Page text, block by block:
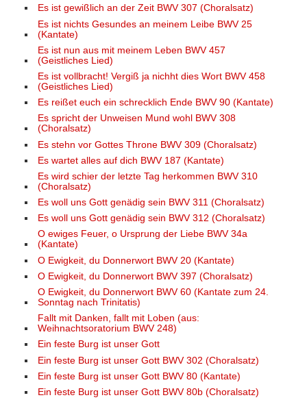
Es ist gewißlich an der Zeit BWV 307 (Choralsatz)
Es ist nichts Gesundes an meinem Leibe BWV 25
(Kantate)
Es ist nun aus mit meinem Leben BWV 457
(Geistliches Lied)
Es ist vollbracht! Vergiß ja nichht dies Wort BWV 458
(Geistliches Lied)
Es reißet euch ein schrecklich Ende BWV 90 (Kantate)
Es spricht der Unweisen Mund wohl BWV 308
(Choralsatz)
Es stehn vor Gottes Throne BWV 309 (Choralsatz)
Es wartet alles auf dich BWV 187 (Kantate)
Es wird schier der letzte Tag herkommen BWV 310
(Choralsatz)
Es woll uns Gott genädig sein BWV 311 (Choralsatz)
Es woll uns Gott genädig sein BWV 312 (Choralsatz)
O ewiges Feuer, o Ursprung der Liebe BWV 34a
(Kantate)
O Ewigkeit, du Donnerwort BWV 20 (Kantate)
O Ewigkeit, du Donnerwort BWV 397 (Choralsatz)
O Ewigkeit, du Donnerwort BWV 60 (Kantate zum 24.
Sonntag nach Trinitatis)
Fallt mit Danken, fallt mit Loben (aus:
Weihnachtsoratorium BWV 248)
Ein feste Burg ist unser Gott
Ein feste Burg ist unser Gott BWV 302 (Choralsatz)
Ein feste Burg ist unser Gott BWV 80 (Kantate)
Ein feste Burg ist unser Gott BWV 80b (Choralsatz)